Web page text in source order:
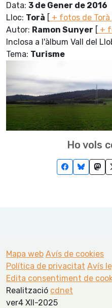
Data: 3 de Gener de 2016
Lloc: Torà [ + fotos de Torà
Autor: Ramon Sunyer [ +
Inclosa a l'àlbum Vall del
Tema: Turisme
Ho vols
Mapa web Avís de cookies
Política de privacitat Avís
Edita consentiment de
Realització cdnet
ver4 XII-2025